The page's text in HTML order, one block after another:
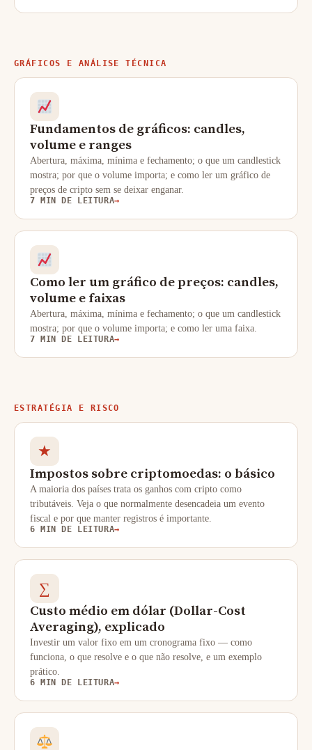
GRÁFICOS E ANÁLISE TÉCNICA
Fundamentos de gráficos: candles,
volume e ranges
Abertura, máxima, mínima e fechamento; o que um candlestick
mostra; por que o volume importa; e como ler um gráfico de
preços de cripto sem se deixar enganar.
7 MIN DE LEITURA→
Como ler um gráfico de preços: candles,
volume e faixas
Abertura, máxima, mínima e fechamento; o que um candlestick
mostra; por que o volume importa; e como ler uma faixa.
7 MIN DE LEITURA→
ESTRATÉGIA E RISCO
★
Impostos sobre criptomoedas: o básico
A maioria dos países trata os ganhos com cripto como
tributáveis. Veja o que normalmente desencadeia um evento
fiscal e por que manter registros é importante.
6 MIN DE LEITURA→
∑
Custo médio em dólar (Dollar-Cost
Averaging), explicado
Investir um valor fixo em um cronograma fixo — como
funciona, o que resolve e o que não resolve, e um exemplo
prático.
6 MIN DE LEITURA→